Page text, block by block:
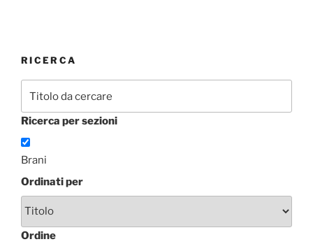
RICERCA
Ricerca per sezioni
Brani
Ordinati per
Ordine